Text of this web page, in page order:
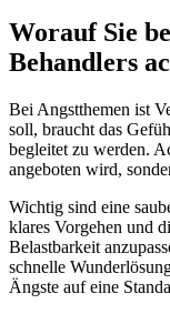
Worauf Sie
Behandlers
Bei Angstthemen ist
soll, braucht das
begleitet zu werden.
angeboten wird,
Wichtig sind eine
klares Vorgehen und
Belastbarkeit
schnelle
Ängste auf eine